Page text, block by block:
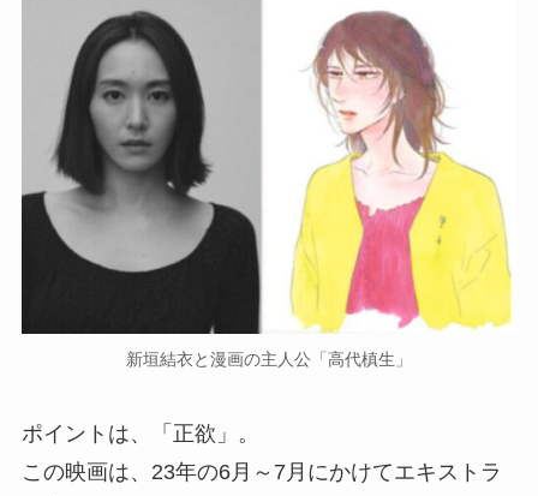
新垣結衣と漫画の主人公「高代槙生」
ポイントは、「正欲」。
この映画は、23年の6月～7月にかけてエキストラ